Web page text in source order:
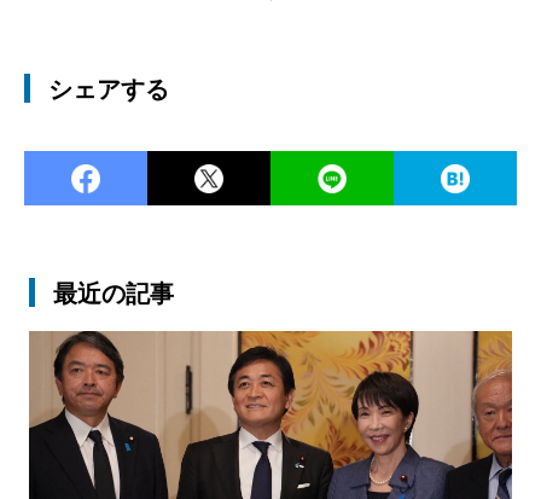
シェアする
Facebook Twitter
最近の記事